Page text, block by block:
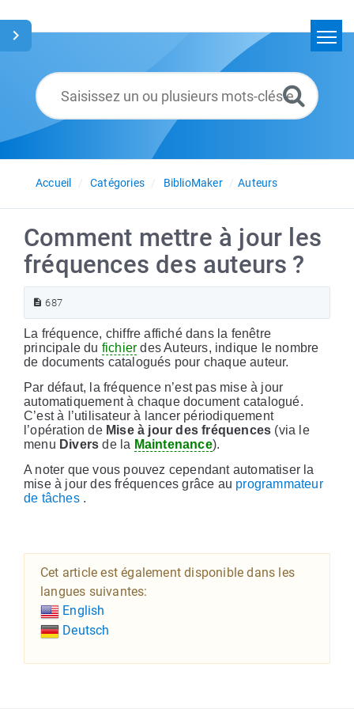
Glossaire
Français
Accueil
Catégories BiblioMaker Auteurs
Comment mettre à jour les
fréquences des auteurs ?
687
La fréquence, chiffre affiché dans la fenêtre
principale du fichier des Auteurs, indique le nombre
de documents catalogués pour chaque auteur.
Par défaut, la fréquence n’est pas mise à jour
automatiquement à chaque document catalogué.
C’est à l’utilisateur à lancer périodiquement
l’opération de Mise à jour des fréquences (via le
menu Divers de la Maintenance).
A noter que vous pouvez cependant automatiser la
mise à jour des fréquences grâce au programmateur
de tâches.
Cet article est également disponible dans les
langues suivantes:
English
Deutsch